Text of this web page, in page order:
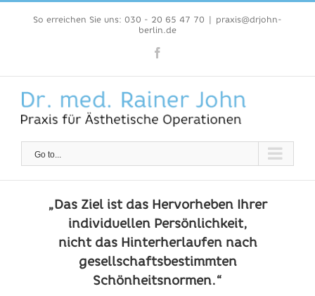
So erreichen Sie uns: 030 - 20 65 47 70 | praxis@drjohn-
berlin.de
Go to...
„Das Ziel ist das Hervorheben Ihrer
individuellen Persönlichkeit,
nicht das Hinterherlaufen nach
gesellschaftsbestimmten
Schönheitsnormen.“